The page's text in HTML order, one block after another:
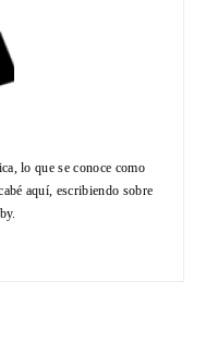
lo que se conoce como
aquí, escribiendo sobre